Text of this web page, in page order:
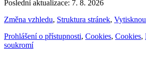
Poslední aktualizace: 7. 8. 2026
Změna vzhledu, Struktura stránek,
Prohlášení o přístupnosti, Cookies, Cookies,
soukromí